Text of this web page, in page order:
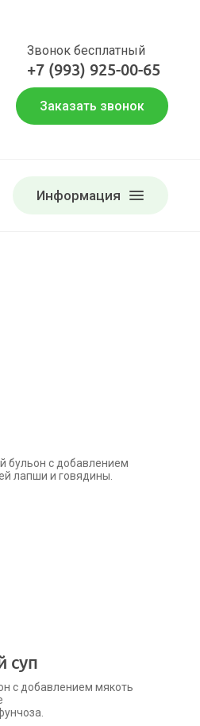
Звонок бесплатный
+7 (993) 925-00-65
Заказать звонок
Информация
бульон с добавлением
лапши и говядины.
суп
с добавлением мякоть